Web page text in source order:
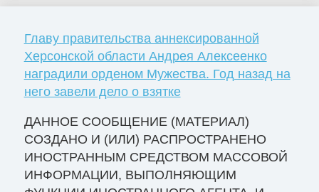
Главу правительства аннексированной
Херсонской области Андрея Алексеенко
наградили орденом Мужества. Год назад на
него завели дело о взятке
ДАННОЕ СООБЩЕНИЕ (МАТЕРИАЛ)
СОЗДАНО И (ИЛИ) РАСПРОСТРАНЕНО
ИНОСТРАННЫМ СРЕДСТВОМ МАССОВОЙ
ИНФОРМАЦИИ, ВЫПОЛНЯЮЩИМ